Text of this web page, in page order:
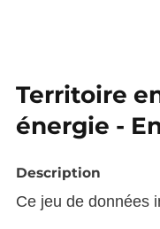
Territoire
énergie -
Description
Ce jeu de données